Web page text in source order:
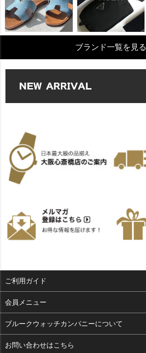
ブランド一覧を見る
ご利用ガイド
よくある質問
支払い・送料
お客様の声
会員メニュー
ログイン
お気に入り
ブルークウォッチカンパニーについて
会社概要
お問い合わせはこちら